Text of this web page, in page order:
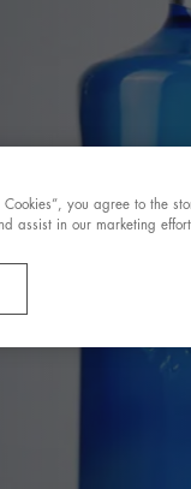
you agree to the
assist in our marketing